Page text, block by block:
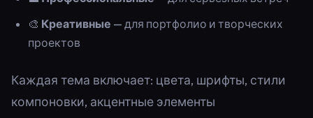
🎨 Креативные — для портфолио и творческих
проектов
Каждая тема включает: цвета, шрифты, стили
компоновки, акцентные элементы